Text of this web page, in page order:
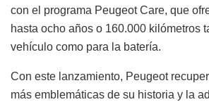
con el programa Peugeot Care, que
hasta ocho años o 160.000 kilómetros
vehículo como para la batería.
Con este lanzamiento, Peugeot
más emblemáticas de su historia y la